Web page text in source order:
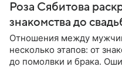
Роза Сябитова
знакомства до
Отношения между
несколько этапов: от
до помолвки и брака.